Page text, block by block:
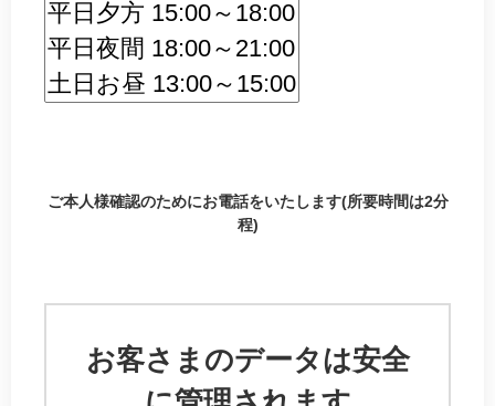
ご本人様確認のためにお電話をいたします(所要時間は2分
程)
お客さまのデータは安全